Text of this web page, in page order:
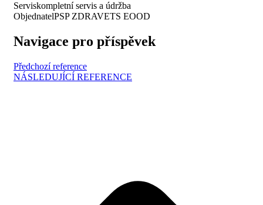
Serviskompletní servis a údržba
ObjednatelPSP ZDRAVETS EOOD
Navigace pro příspěvek
Předchozí reference
NÁSLEDUJÍCÍ REFERENCE